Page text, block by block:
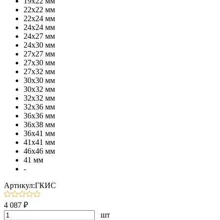
22х22 мм
22х24 мм
24х24 мм
24х27 мм
24х30 мм
27х27 мм
27х30 мм
27х32 мм
30х30 мм
30х32 мм
32х32 мм
32х36 мм
36х36 мм
36х38 мм
36х41 мм
41х41 мм
46х46 мм
41 мм
-
Артикул:ГКИС
4 087 ₽
шт